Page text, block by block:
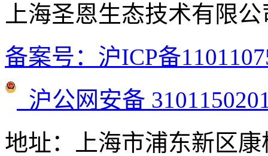
上海圣恩生态技术有限
备案号：沪ICP备
沪公网安备
地址：上海市浦东新区康